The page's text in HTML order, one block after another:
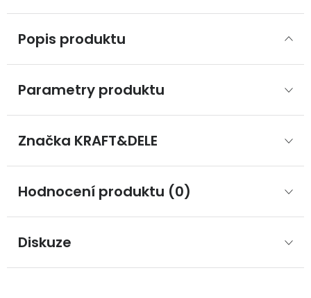
Popis produktu
Parametry produktu
Značka KRAFT&DELE
Hodnocení produktu (0)
Diskuze